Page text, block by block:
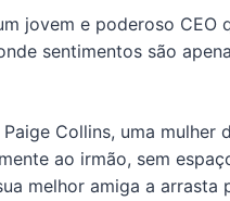
jovem e poderoso CEO
sentimentos são
Collins, uma
ao irmão, sem
melhor amiga a